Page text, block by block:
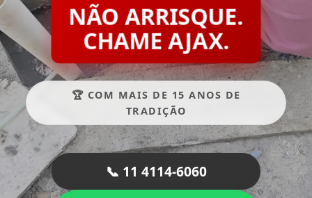
NÃO ARRISQUE.
CHAME AJAX.
🏆 COM MAIS DE 15 ANOS DE
TRADIÇÃO
📞 11 4114-6060